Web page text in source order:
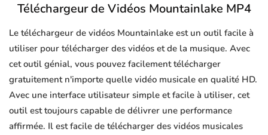
Téléchargeur de Vidéos Mountainlake MP4
Le téléchargeur de vidéos Mountainlake est un outil facile à
utiliser pour télécharger des vidéos et de la musique. Avec
cet outil génial, vous pouvez facilement télécharger
gratuitement n'importe quelle vidéo musicale en qualité HD.
Avec une interface utilisateur simple et facile à utiliser, cet
outil est toujours capable de délivrer une performance
affirmée. Il est facile de télécharger des vidéos musicales